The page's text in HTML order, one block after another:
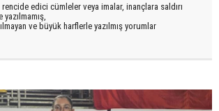
edici cümleler veya imalar, inançlara saldırı
ve büyük harflerle yazılmış yorumlar